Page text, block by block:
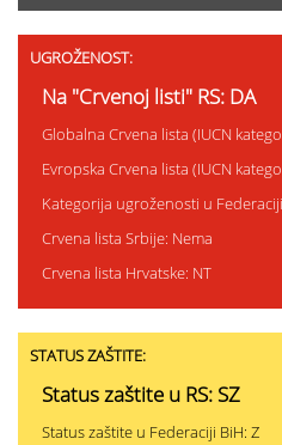
UGROŽENOST:
Na "Crvenoj listi" RS: DA
Globalna Crvena lista (IUCN
Evropska Crvena lista (IUCN
Kategorija ugroženosti u Federaciji
Crvena lista Srbije: Nema
Crvena lista Hrvatske: NT
STATUS ZAŠTITE:
Status zaštite u RS: SZ
Status zaštite u Federaciji BiH: Z